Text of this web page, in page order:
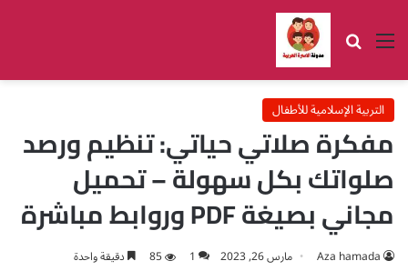
القائمة بحث عن
التربية الإسلامية للأطفال
مفكرة صلاتي حياتي: تنظيم ورصد
صلواتك بكل سهولة – تحميل
مجاني بصيغة PDF وروابط مباشرة
Aza hamada مارس 26, 2023 1
85 دقيقة واحدة